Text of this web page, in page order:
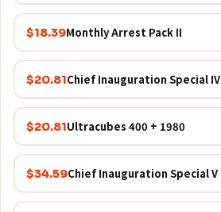
Monthly Arrest Pack II
$18.39
Chief Inauguration Special IV
$20.81
1980 + 400 Ultracubes
$20.81
Chief Inauguration Special V
$34.59